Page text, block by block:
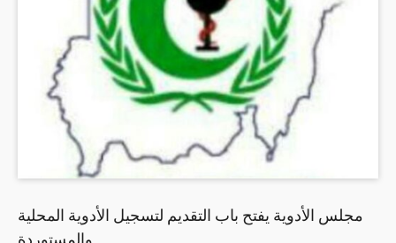
مجلس الأدوية يفتح باب التقديم لتسجيل الأدوية المحلية
والمستوردة